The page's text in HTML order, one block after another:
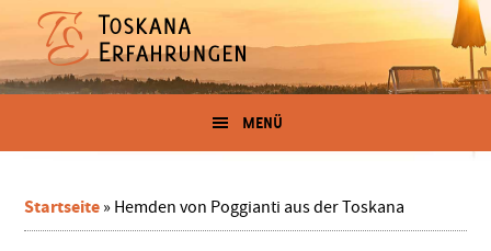
Inhalt
springen
secondary
menu
Seitenspalte
springen
Fußzeile
springen
Erfahrungen
in
der
Der
Toskana-
und
-
MENÜ
Startseite » Hemden von Poggianti aus der Toskana